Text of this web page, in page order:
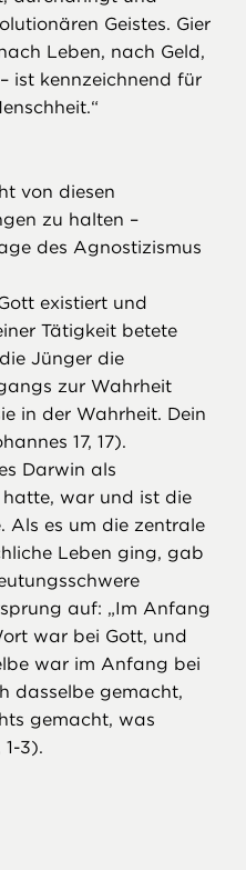
Geistes. Gier
Leben, nach Geld,
ist kennzeichnend für
von diesen
zu halten –
des Agnostizismus
existiert und
Tätigkeit betete
Jünger die
zur Wahrheit
in der Wahrheit. Dein
17, 17).
Darwin als
hatte, war und ist die
Als es um die zentrale
Leben ging, gab
auf: „Im Anfang
war bei Gott, und
war im Anfang bei
dasselbe gemacht,
gemacht, was
3).